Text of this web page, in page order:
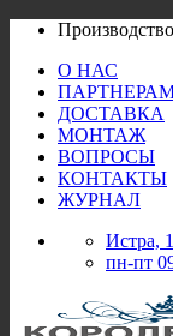
Skip
contentО НАС
ДОСТАВКА
МОНТАЖ
ВОПРОСЫ
КОНТАКТЫ
ЖУРНАЛ
Истра,
пн-пт